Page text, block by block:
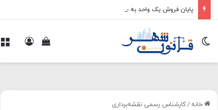
پایان فروش یک واحد به چند خریدار
مشاهده تغییر پوسته
خانه /کارشناس رسمی نقشه‌برداری